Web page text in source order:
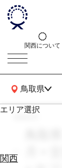
関西について
鳥取県
関西広域MAP
エリア選択
関西
エ
search
鳥取
月 ×